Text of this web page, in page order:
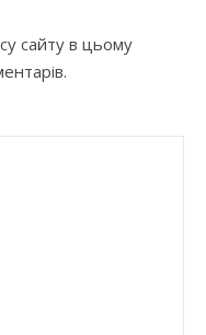
сайту в цьому